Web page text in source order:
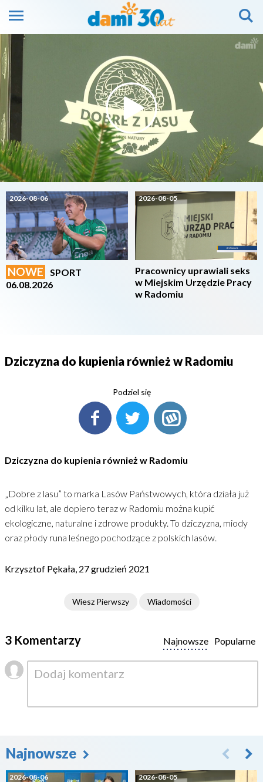
2026-08-06
NOWE
SPORT
06.08.2026
2026-08-05
Pracownicy uprawiali seks
w Miejskim Urzędzie Pracy
w Radomiu
Dziczyzna do kupienia również w Radomiu
Podziel się
Dziczyzna do kupienia również w Radomiu
„Dobre z lasu” to marka Lasów Państwowych, która działa już
od kilku lat, ale dopiero teraz w Radomiu można kupić
ekologiczne, naturalne i zdrowe produkty. To dziczyzna, miody
oraz płody runa leśnego pochodzące z polskich lasów.
Krzysztof Pękała, 27 grudzień 2021
Wiesz Pierwszy Wiadomości
3 Komentarzy Popularne
Najnowsze
Najnowsze
2026-08-06 2026-08-05